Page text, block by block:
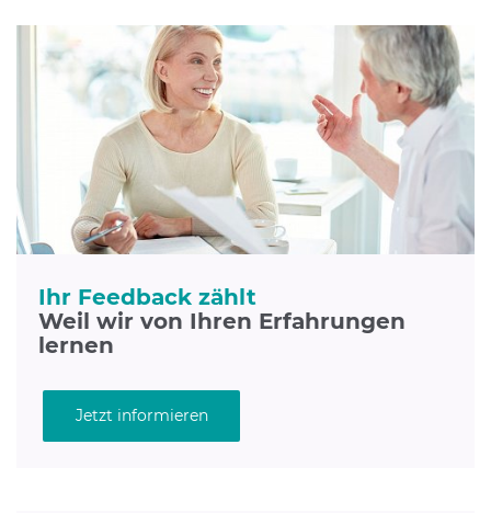
Ihr Feedback zählt
Weil wir von Ihren Erfahrungen
lernen
Jetzt informieren